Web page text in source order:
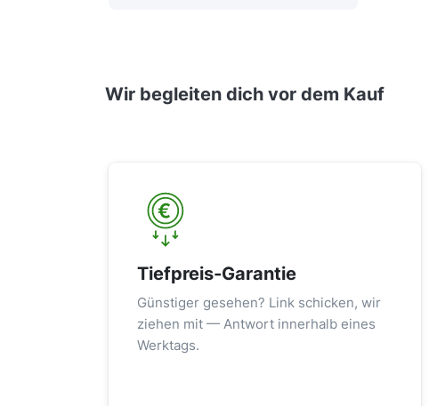
Wir begleiten dich vor dem Kauf
Tiefpreis-Garantie
Günstiger gesehen? Link schicken, wir
ziehen mit — Antwort innerhalb eines
Werktags.